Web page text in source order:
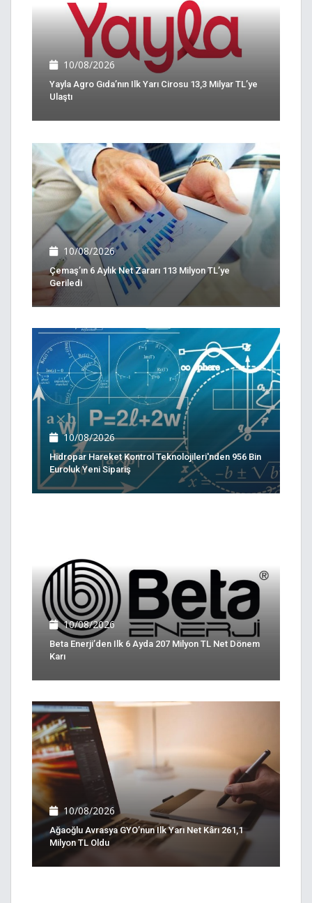
10/08/2026
Yayla Agro Gıda’nın Ilk Yarı Cirosu 13,3 Milyar TL’ye
Ulaştı
10/08/2026
Çemaş’ın 6 Aylık Net Zararı 113 Milyon TL’ye
Geriledi
10/08/2026
Hidropar Hareket Kontrol Teknolojileri'nden 956 Bin
Euroluk Yeni Sipariş
10/08/2026
Beta Enerji’den Ilk 6 Ayda 207 Milyon TL Net Dönem
Karı
10/08/2026
Ağaoğlu Avrasya GYO’nun Ilk Yarı Net Kârı 261,1
Milyon TL Oldu